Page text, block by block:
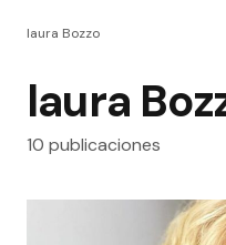
laura Bozzo
laura
10 publicaciones